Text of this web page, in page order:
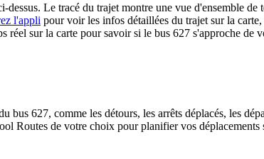
Le tracé du trajet montre une vue d'ensemble de
l'appli pour voir les infos détaillées du trajet sur la
réel sur la carte pour savoir si le bus 627 s'approche de
627, comme les détours, les arrêts déplacés, les
Routes de votre choix pour planifier vos